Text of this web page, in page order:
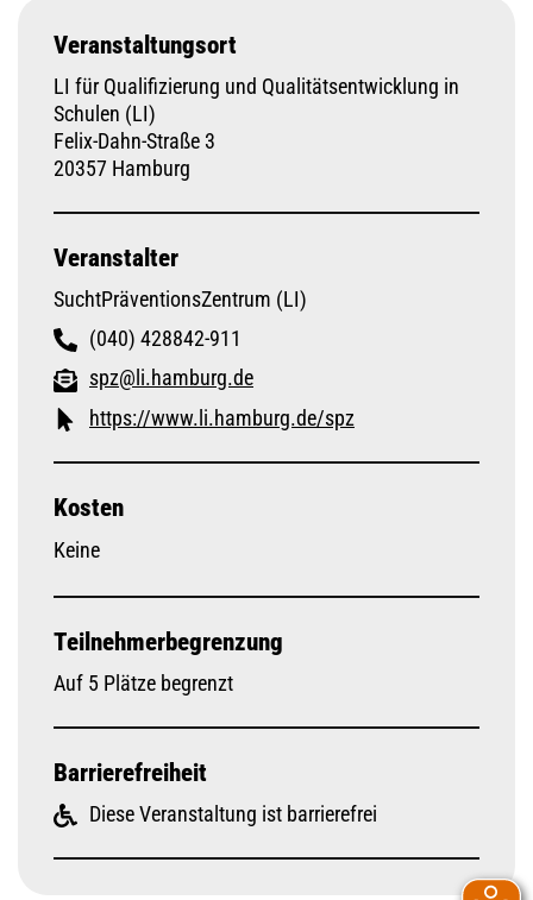
Veranstaltungsort
LI für Qualifizierung und Qualitätsentwicklung in
Schulen (LI)
Felix-Dahn-Straße 3
20357 Hamburg
Veranstalter
SuchtPräventionsZentrum (LI)
(040) 428842-911
spz@li.hamburg.de
https://www.li.hamburg.de/spz
Kosten
Keine
Teilnehmerbegrenzung
Auf 5 Plätze begrenzt
Barrierefreiheit
Diese Veranstaltung ist barrierefrei